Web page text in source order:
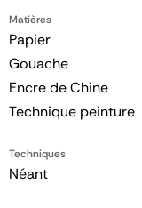
Matières
Papier
Gouache
Encre de Chine
Technique peinture
Techniques
Néant